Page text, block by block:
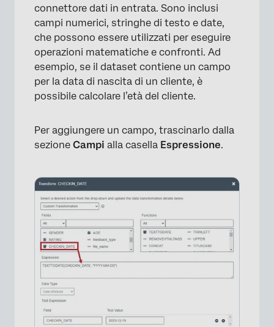
connettore dati in entrata. Sono inclusi
campi numerici, stringhe di testo e date,
che possono essere utilizzati per eseguire
operazioni matematiche e confronti. Ad
esempio, se il dataset contiene un campo
per la data di nascita di un cliente, è
possibile calcolare l’età del cliente.
Per aggiungere un campo, trascinarlo dalla
sezione Campi alla casella Espressione.